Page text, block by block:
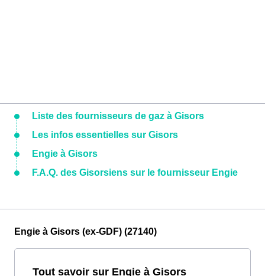
Liste des fournisseurs de gaz à Gisors
Les infos essentielles sur Gisors
Engie à Gisors
F.A.Q. des Gisorsiens sur le fournisseur Engie
Engie à Gisors (ex-GDF) (27140)
Tout savoir sur Engie à Gisors